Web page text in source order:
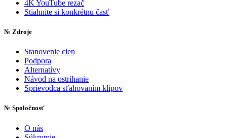
4K YouTube rezač
Stiahnite si konkrétnu časť
№ Zdroje
Stanovenie cien
Podpora
Alternatívy
Návod na ostrihanie
Sprievodca sťahovaním klipov
№ Spoločnosť
O nás